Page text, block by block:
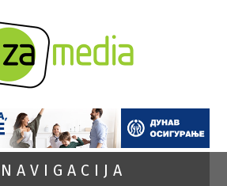
NAVIGACIJA